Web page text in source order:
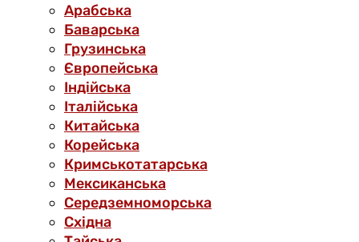
Арабська
Баварська
Грузинська
Європейська
Індійська
Італійська
Китайська
Корейська
Кримськотатарська
Мексиканська
Середземноморська
Східна